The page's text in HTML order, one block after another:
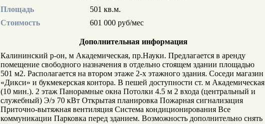
Площадь
501 кв.м.
Стоимость
601 000 руб/мес
Дополнительная информация
Калининский р-он, м Академическая, пр.Науки. Предлагается в аренду
помещение свободного назначения в отдельно стоящем здании площадью
501 м2. Располагается на втором этаже 2-х этажного здания. Соседи магазин
«Дикси» и букмекерская контора. В пешей доступности ст. м Академическая
(10 мин.). 2 этаж Панорамные окна Потолки 4.5 м 2 входа (центральный и
служебный) Э/э 70 кВт Открытая планировка Пожарная сигнализация
Приточно-вытяжная вентиляция Система кондиционирования Все
коммуникации Парковка перед зданием. Возможность дополнительно снять